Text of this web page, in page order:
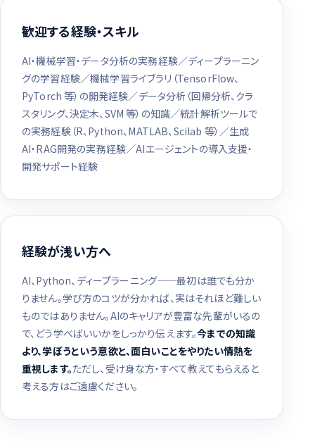
歓迎する経験・スキル
AI・機械学習・データ分析の実務経験／ディープラーニン
グの学習経験／機械学習ライブラリ（TensorFlow、
PyTorch 等）の開発経験／データ分析（回帰分析、クラ
スタリング、決定木、SVM 等）の知識／統計解析ツールで
の実務経験（R、Python、MATLAB、Scilab 等）／生成
AI・RAG開発の実務経験／AIエージェントの導入支援・
開発サポート経験
経験が浅い方へ
AI、Python、ディープラーニング——最初は誰でも分か
りません。学び方のコツが分かれば、実はそれほど難しい
ものではありません。AIのキャリアが豊富な先輩がいるの
で、どう学べばいいかをしっかり伝えます。今までの知識
より、学ぼうという意欲と、面白いことをやりたい情熱を
重視します。ただし、受け身な方・すべて教えてもらえると
考える方はご遠慮ください。